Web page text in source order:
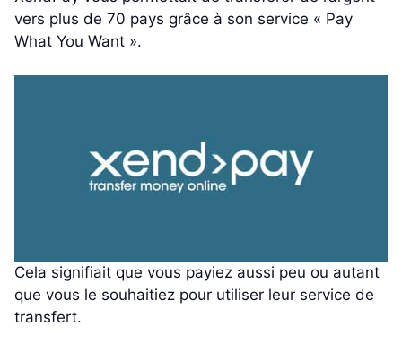
vers plus de 70 pays grâce à son service « Pay
What You Want ».
Cela signifiait que vous payiez aussi peu ou autant
que vous le souhaitiez pour utiliser leur service de
transfert.